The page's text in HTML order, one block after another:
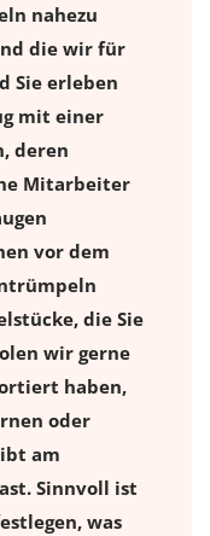
nahezu
die wir für
Sie erleben
mit einer
deren
Mitarbeiter
vor dem
die Sie
wir gerne
haben,
oder
am
Sinnvoll ist
was